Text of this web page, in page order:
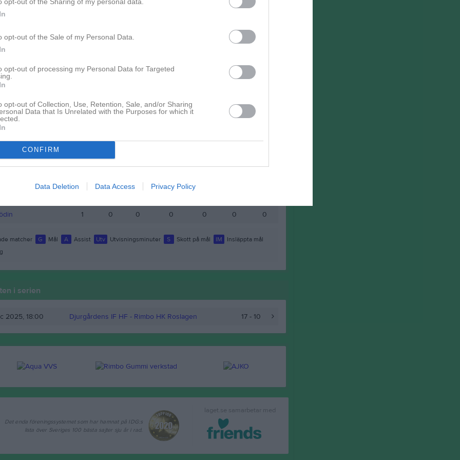
opt-out of the Sale of my Personal Data.
opt-out of processing my Personal Data for Targeted
opt-out of Collection, Use, Retention, Sale, and/or Sharing
Data that Is Unrelated with the Purposes for which it
CONFIRM
Data Deletion Data Access Privacy Policy
Utespelare
M Utv
1 0
1 0 0
matcher
1 0 0 0 0 0 0
matcher G Mål A Assist Utv Utvisningsminuter S Skott på mål IM
Insläppta mål
i serien
2025, 18:00 Djurgårdens IF HF - Rimbo HK Roslagen 17 - 10
laget.se samarbetar med
Det enda föreningssystemet som har hamnat på IDG:s
lista över Sveriges 100 bästa sajter sju år i rad.